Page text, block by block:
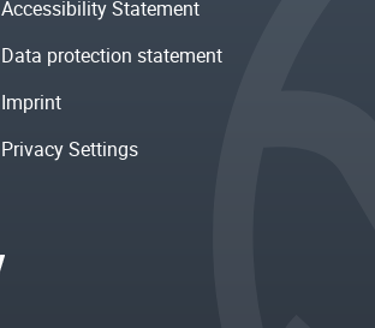
Accessibility Statement
Data protection statement
Imprint
Privacy Settings